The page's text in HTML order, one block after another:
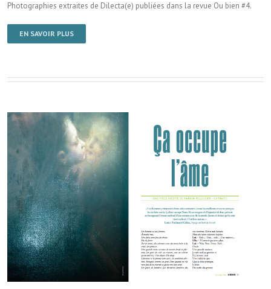
Photographies extraites de Dilecta(e) publiées dans la revue Ou bien #4.
EN SAVOIR PLUS